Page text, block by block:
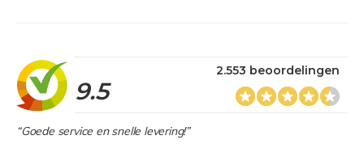
9.5
2.553 beoordelingen
“Goede service en snelle levering!”